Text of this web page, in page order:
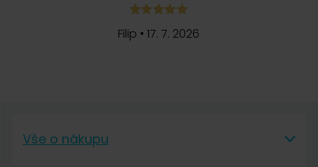
Filip •17. 7. 2026
Vše o nákupu